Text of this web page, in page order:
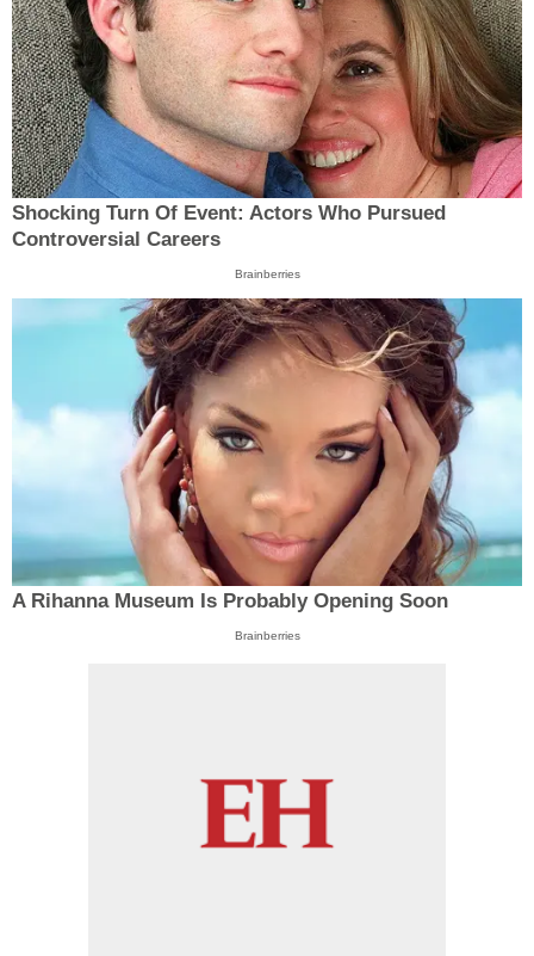
Shocking Turn Of Event: Actors Who Pursued
Controversial Careers
Brainberries
A Rihanna Museum Is Probably Opening Soon
Brainberries